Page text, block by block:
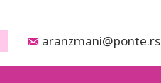
aranzmani@ponte.rs